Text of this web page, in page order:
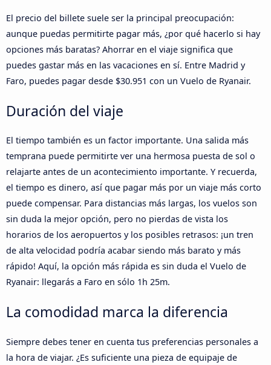
El precio del billete suele ser la principal preocupación:
aunque puedas permitirte pagar más, ¿por qué hacerlo si hay
opciones más baratas? Ahorrar en el viaje significa que
puedes gastar más en las vacaciones en sí. Entre Madrid y
Faro, puedes pagar desde $30.951 con un Vuelo de Ryanair.
Duración del viaje
El tiempo también es un factor importante. Una salida más
temprana puede permitirte ver una hermosa puesta de sol o
relajarte antes de un acontecimiento importante. Y recuerda,
el tiempo es dinero, así que pagar más por un viaje más corto
puede compensar. Para distancias más largas, los vuelos son
sin duda la mejor opción, pero no pierdas de vista los
horarios de los aeropuertos y los posibles retrasos: ¡un tren
de alta velocidad podría acabar siendo más barato y más
rápido! Aquí, la opción más rápida es sin duda el Vuelo de
Ryanair: llegarás a Faro en sólo 1h 25m.
La comodidad marca la diferencia
Siempre debes tener en cuenta tus preferencias personales a
la hora de viajar. ¿Es suficiente una pieza de equipaje de